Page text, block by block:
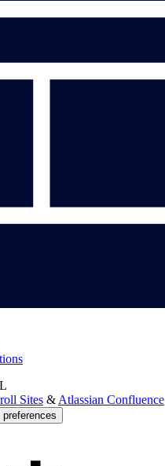
Sites &Atlassian Confluence
preferences